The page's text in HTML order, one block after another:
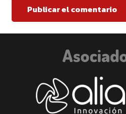
Publicar el comentario